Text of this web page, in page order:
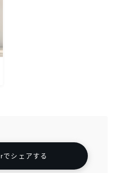
シェアする